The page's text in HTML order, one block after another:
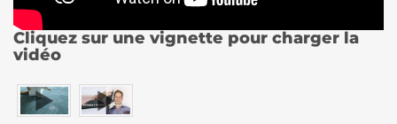
Cliquez sur une vignette pour charger la
vidéo